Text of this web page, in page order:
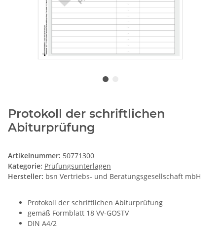
Protokoll der schriftlichen
Abiturprüfung
Artikelnummer: 50771300
Kategorie: Prüfungsunterlagen
Hersteller: bsn Vertriebs- und Beratungsgesellschaft mbH
Protokoll der schriftlichen Abiturprüfung
gemäß Formblatt 18 VV-GOSTV
DIN A4/2